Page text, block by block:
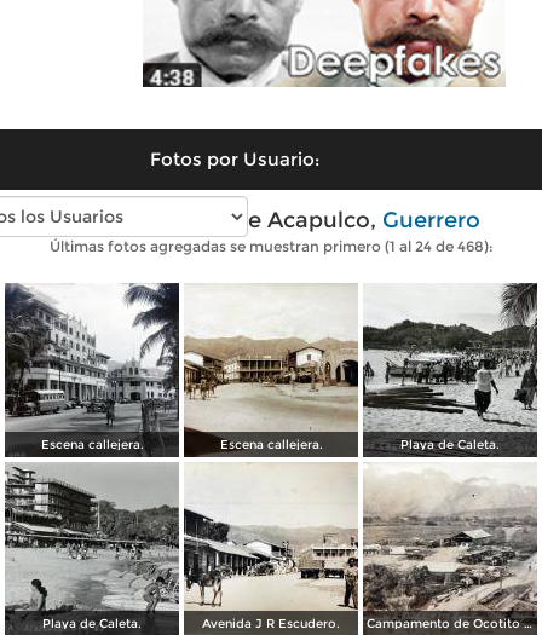
Fotos por Usuario:
Fotos antiguas de Acapulco, Guerrero
Últimas fotos agregadas se muestran primero (1 al 24 de 468):
Escena callejera. Escena callejera. Playa de Caleta.
Playa de Caleta. Avenida J R Escudero. Campamento de Ocotito Carretera de Mexico-Acapulco.